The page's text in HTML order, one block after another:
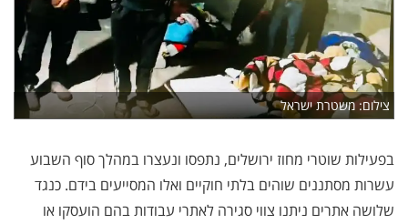
צילום: משטרת ישראל
בפעילות שוטרי מחוז ירושלים, נתפסו ונעצרו במהלך סוף השבוע
עשרות מסתננים שוהים בלתי חוקיים ואלו המסייעים בידם. כנגד
שלושה אתרים ניתנו צווי סגירה לאתרי עבודות בהם הועסקו או